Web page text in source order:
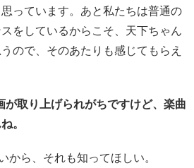
っています。あと私たちは普通の
をしているからこそ、天下ちゃん
ので、そのあたりも感じてもらえ
取り上げられがちですけど、楽曲
。
から、それも知ってほしい。